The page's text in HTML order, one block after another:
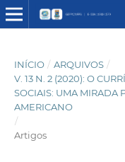
INÍCIO / ARQUIVOS /
V. 13 N. 2 (2020): O
SOCIAIS: UMA MIRADA
AMERICANO
/
Artigos